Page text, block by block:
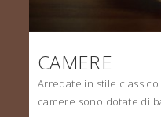
CAMERE
Arredate in stile
camere sono dotate di